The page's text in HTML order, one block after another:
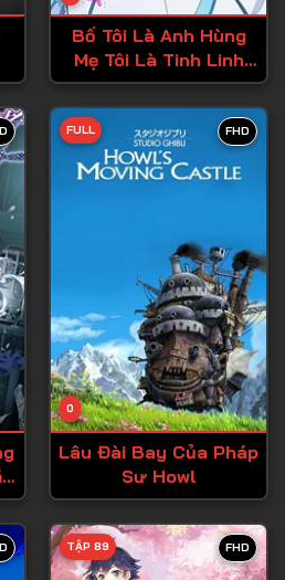
Tập 15
Tập 17
Tập 18
Tập 19
Tập 20
Tập 21
Tập 22
Tập 23
Tập 24
Tập 25
Tập 26
Tập 29
Bố Tôi Là Anh Hùng
Mẹ Tôi Là Tinh Linh
Còn Tôi Là Cô Gái
Chuyển Sinh
FHD
0
FULL
Lâu Đài Bay Của Pháp
Sư Howl
FHD
TẬP 89